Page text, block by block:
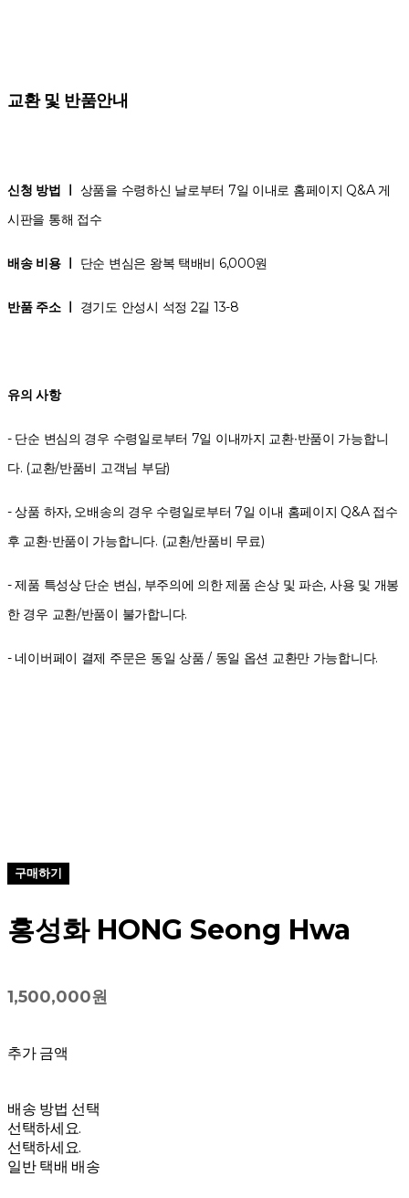
교환 및 반품안내
신청 방법 ㅣ 상품을 수령하신 날로부터 7일 이내로 홈페이지 Q&A 게
시판을 통해 접수
배송 비용 ㅣ 단순 변심은 왕복 택배비 6,000원
반품 주소 ㅣ 경기도 안성시 석정 2길 13-8
유의 사항
- 단순 변심의 경우 수령일로부터 7일 이내까지 교환∙반품이 가능합니
다. (교환/반품비 고객님 부담)
- 상품 하자, 오배송의 경우 수령일로부터 7일 이내 홈페이지 Q&A 접수
후 교환∙반품이 가능합니다. (교환/반품비 무료)
- 제품 특성상 단순 변심, 부주의에 의한 제품 손상 및 파손, 사용 및 개봉
한 경우 교환/반품이 불가합니다.
- 네이버페이 결제 주문은 동일 상품 / 동일 옵션 교환만 가능합니다.
구매하기
홍성화 HONG Seong Hwa
1,500,000원
추가 금액
배송 방법 선택
선택하세요.
선택하세요.
일반 택배 배송